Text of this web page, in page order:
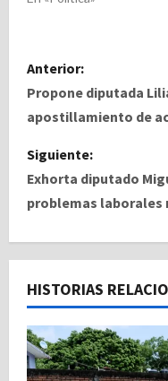
N
a
v
e
g
a
c
i
ó
Anterior:
Propone diputada
apostillamiento de
Siguiente:
Exhorta diputado
problemas laborales
HISTORIAS